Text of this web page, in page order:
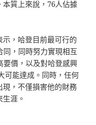
質上來說，76人佔據
，哈登目前最可行的
同，同時努力實現相互
要價，以及對哈登感興
可能達成。同時，任何
，不僅損害他的財務
涯。